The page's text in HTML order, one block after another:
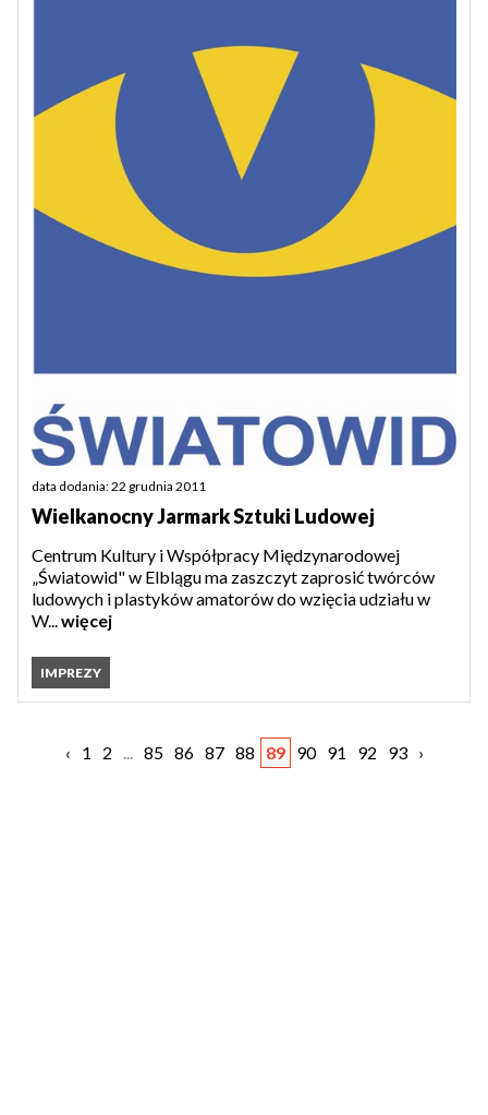
data dodania: 22 grudnia 2011
Wielkanocny Jarmark Sztuki Ludowej
Centrum Kultury i Współpracy Międzynarodowej
„Światowid" w Elblągu ma zaszczyt zaprosić twórców
ludowych i plastyków amatorów do wzięcia udziału w
W... więcej
IMPREZY
‹ 1 2 85 86 87 88 89 90 91 92 93 ›